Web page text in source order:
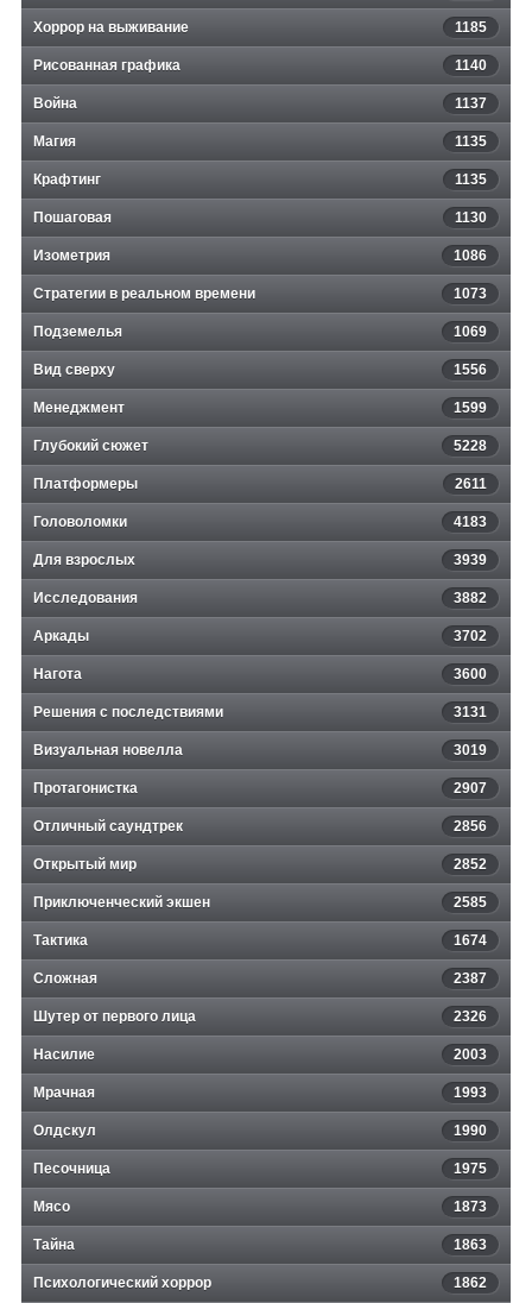
Хоррор на выживание 1185
Рисованная графика 1140
Война 1137
Магия 1135
Крафтинг 1135
Пошаговая 1130
Изометрия 1086
Стратегии в реальном времени 1073
Подземелья 1069
Вид сверху 1556
Менеджмент 1599
Глубокий сюжет 5228
Платформеры 2611
Головоломки 4183
Для взрослых 3939
Исследования 3882
Аркады 3702
Нагота 3600
Решения с последствиями 3131
Визуальная новелла 3019
Протагонистка 2907
Отличный саундтрек 2856
Открытый мир 2852
Приключенческий экшен 2585
Тактика 1674
Сложная 2387
Шутер от первого лица 2326
Насилие 2003
Мрачная 1993
Олдскул 1990
Песочница 1975
Мясо 1873
Тайна 1863
Психологический хоррор 1862